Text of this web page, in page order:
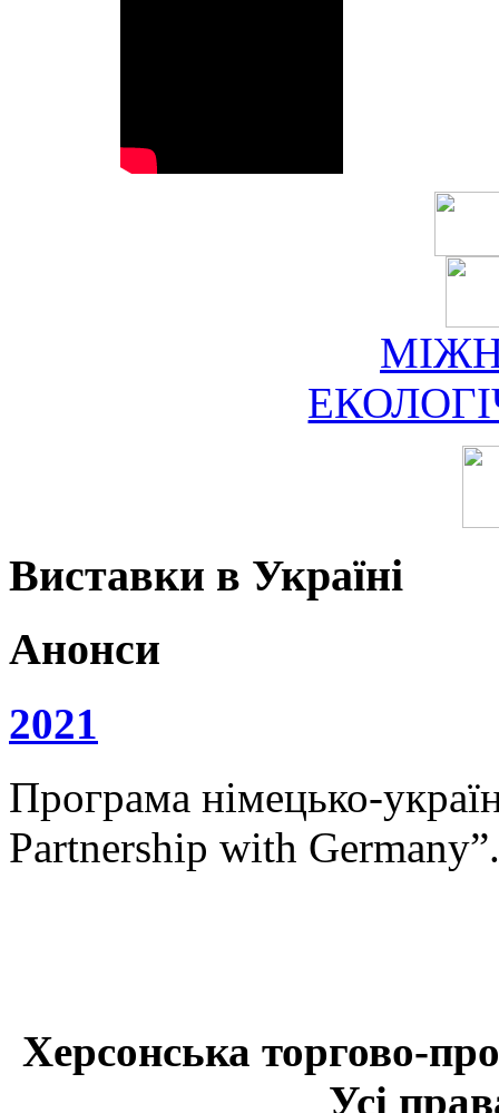
Виставки в Україні
Анонси
2021
Програма німецько-
Partnership with
Херсонська торгово-
Усі